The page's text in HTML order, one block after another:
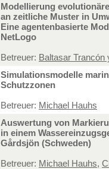
Modellierung
an zeitliche Muster in
Eine agentenbasierte
NetLogo
Betreuer: Baltasar Trancón
Simulationsmodelle
Schutzzonen
Betreuer: Michael Hauhs
Auswertung von
in einem
Gårdsjön (Schweden)
Betreuer: Michael Hauhs,